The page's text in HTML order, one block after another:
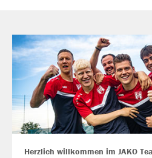
Herzlich willkommen im JAKO